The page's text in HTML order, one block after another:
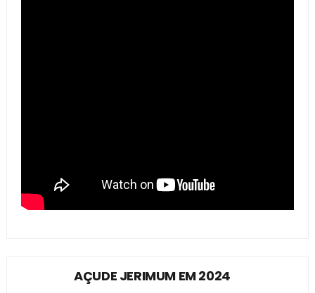
AÇUDE JERIMUM EM 2024